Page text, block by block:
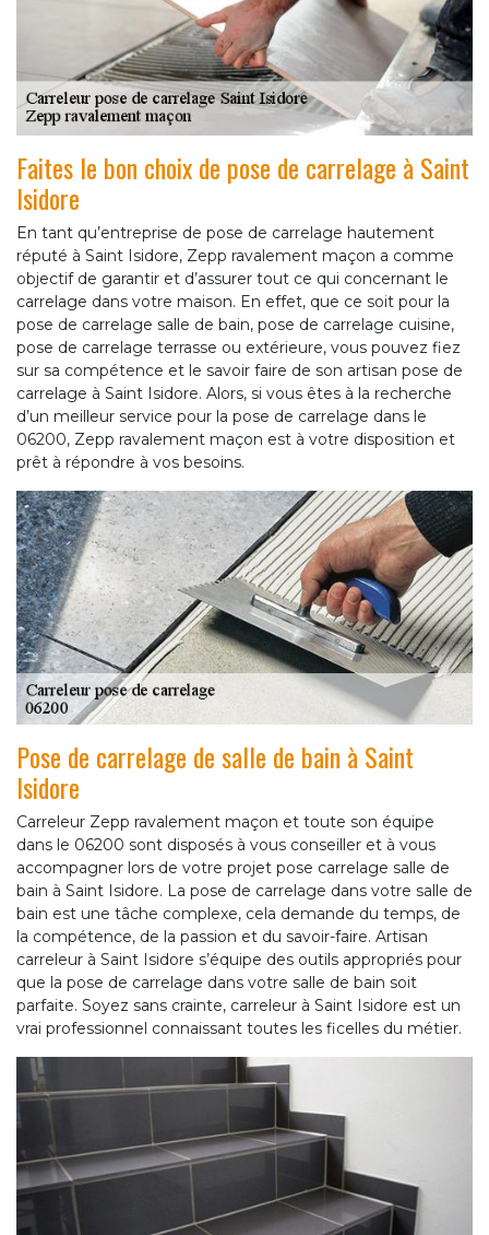
Faites le bon choix de pose de carrelage à Saint
Isidore
En tant qu’entreprise de pose de carrelage hautement
réputé à Saint Isidore, Zepp ravalement maçon a comme
objectif de garantir et d’assurer tout ce qui concernant le
carrelage dans votre maison. En effet, que ce soit pour la
pose de carrelage salle de bain, pose de carrelage cuisine,
pose de carrelage terrasse ou extérieure, vous pouvez fiez
sur sa compétence et le savoir faire de son artisan pose de
carrelage à Saint Isidore. Alors, si vous êtes à la recherche
d’un meilleur service pour la pose de carrelage dans le
06200, Zepp ravalement maçon est à votre disposition et
prêt à répondre à vos besoins.
Pose de carrelage de salle de bain à Saint
Isidore
Carreleur Zepp ravalement maçon et toute son équipe
dans le 06200 sont disposés à vous conseiller et à vous
accompagner lors de votre projet pose carrelage salle de
bain à Saint Isidore. La pose de carrelage dans votre salle de
bain est une tâche complexe, cela demande du temps, de
la compétence, de la passion et du savoir-faire. Artisan
carreleur à Saint Isidore s’équipe des outils appropriés pour
que la pose de carrelage dans votre salle de bain soit
parfaite. Soyez sans crainte, carreleur à Saint Isidore est un
vrai professionnel connaissant toutes les ficelles du métier.